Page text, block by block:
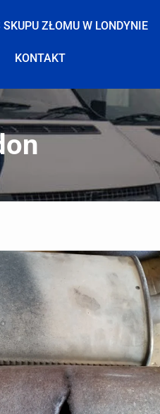
SKUPU ZŁOMU W LONDYNIE
KONTAKT